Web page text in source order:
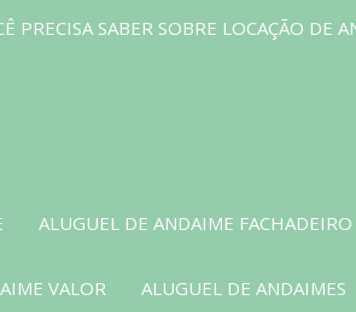
PRECISA SABER SOBRE LOCAÇÃO DE
ALUGUEL DE ANDAIME FACHADEIRO
VALOR ALUGUEL DE ANDAIMES